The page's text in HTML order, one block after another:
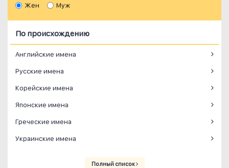
Жен Муж
По происхождению
Английские имена
Русские имена
Корейские имена
Японские имена
Греческие имена
Украинские имена
Полный список